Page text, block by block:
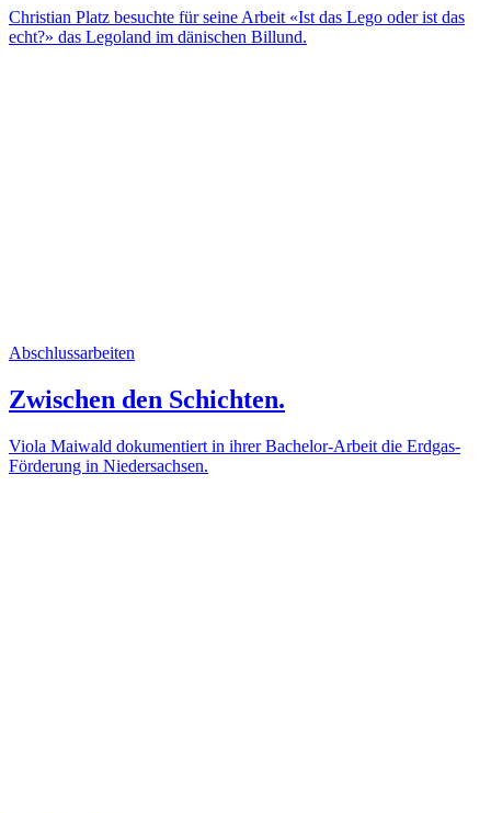
Christian Platz besuchte für seine Arbeit «Ist das Lego oder ist das
echt?» das Legoland im dänischen Billund.
Abschlussarbeiten
Zwischen den Schichten.
Viola Maiwald dokumentiert in ihrer Bachelor-Arbeit die Erdgas-
Förderung in Niedersachsen.